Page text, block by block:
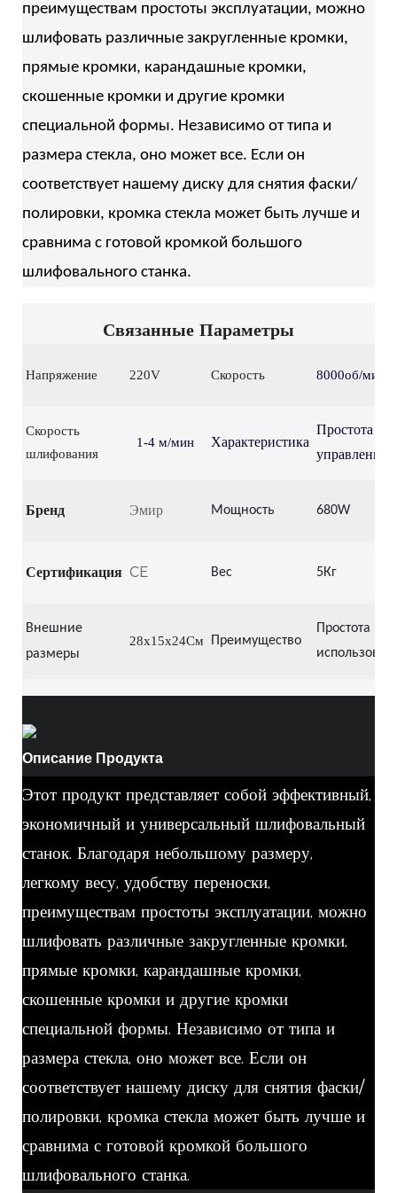
преимуществам простоты эксплуатации, можно
шлифовать различные закругленные кромки,
прямые кромки, карандашные кромки,
скошенные кромки и другие кромки
специальной формы. Независимо от типа и
размера стекла, оно может все. Если он
соответствует нашему диску для снятия фаски/
полировки, кромка стекла может быть лучше и
сравнима с готовой кромкой большого
шлифовального станка.
Связанные Параметры
Напряжение 220V Скорость 8000об/мин
Скорость
шлифования
1-4 м/мин Характеристика
Простота
управления
Бренд Эмир Мощность 680W
Сертификация CE Вес 5Кг
Внешние
размеры
28x15x24См Преимущество
Простота
Описание Продукта
Этот продукт представляет собой эффективный,
экономичный и универсальный шлифовальный
станок. Благодаря небольшому размеру,
легкому весу, удобству переноски,
преимуществам простоты эксплуатации, можно
шлифовать различные закругленные кромки,
прямые кромки, карандашные кромки,
скошенные кромки и другие кромки
специальной формы. Независимо от типа и
размера стекла, оно может все. Если он
соответствует нашему диску для снятия фаски/
полировки, кромка стекла может быть лучше и
сравнима с готовой кромкой большого
шлифовального станка.